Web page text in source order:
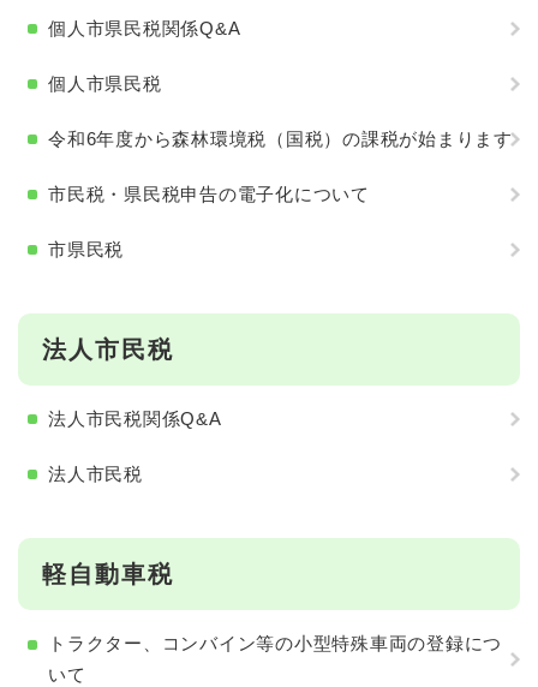
個人市県民税関係Q&A
個人市県民税
令和6年度から森林環境税（国税）の課税が始まります
市民税・県民税申告の電子化について
市県民税
法人市民税
法人市民税関係Q&A
法人市民税
軽自動車税
トラクター、コンバイン等の小型特殊車両の登録につ
いて